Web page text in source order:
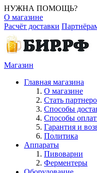
НУЖНА ПОМОЩЬ?
О магазине
Расчёт доставки
Магазин
Главная магазина
О магазине
Стать
Способы
Способы
Гарантия и
Политика
Аппараты
Пивоварни
Ферментеры